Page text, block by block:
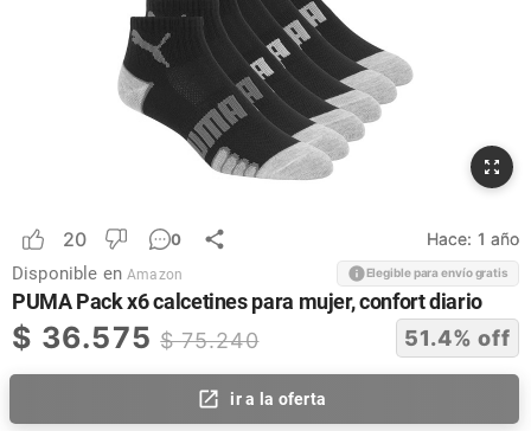
20 0 Hace: 1 año
Disponible en Amazon Elegible para envío gratis
PUMA Pack x6 calcetines para mujer, confort diario
$ 36.575 $75.240 51.4% off
ir a la oferta